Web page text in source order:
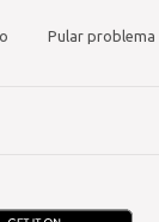
Pular problema